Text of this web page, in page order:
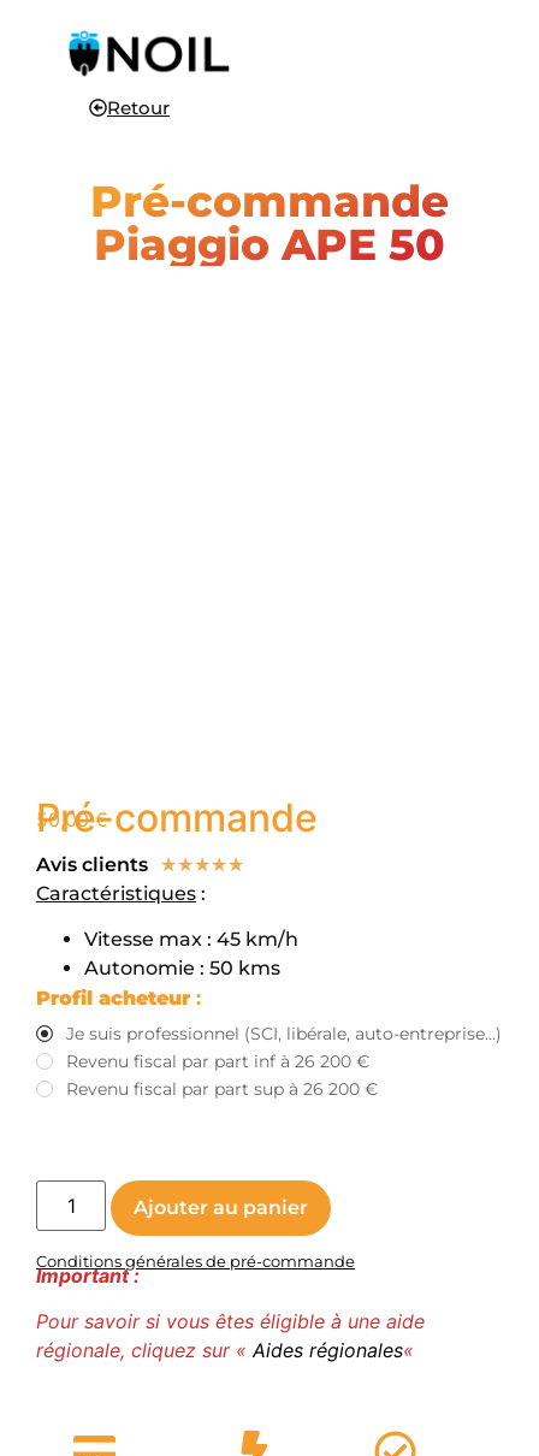
Retour
Pré-commande
Piaggio APE 50
Pré-commande
50,00€
Avis clients ☆☆☆☆☆
Caractéristiques :
Vitesse max : 45 km/h
Autonomie : 50 kms
Profil acheteur :
Je suis professionnel (SCI, libérale, auto-entreprise...)
Revenu fiscal par part inf à 26 200 €
Revenu fiscal par part sup à 26 200 €
Ajouter au panier
Conditions générales de pré-commande
Important :
Pour savoir si vous êtes éligible à une aide
régionale, cliquez sur «Aides régionales«